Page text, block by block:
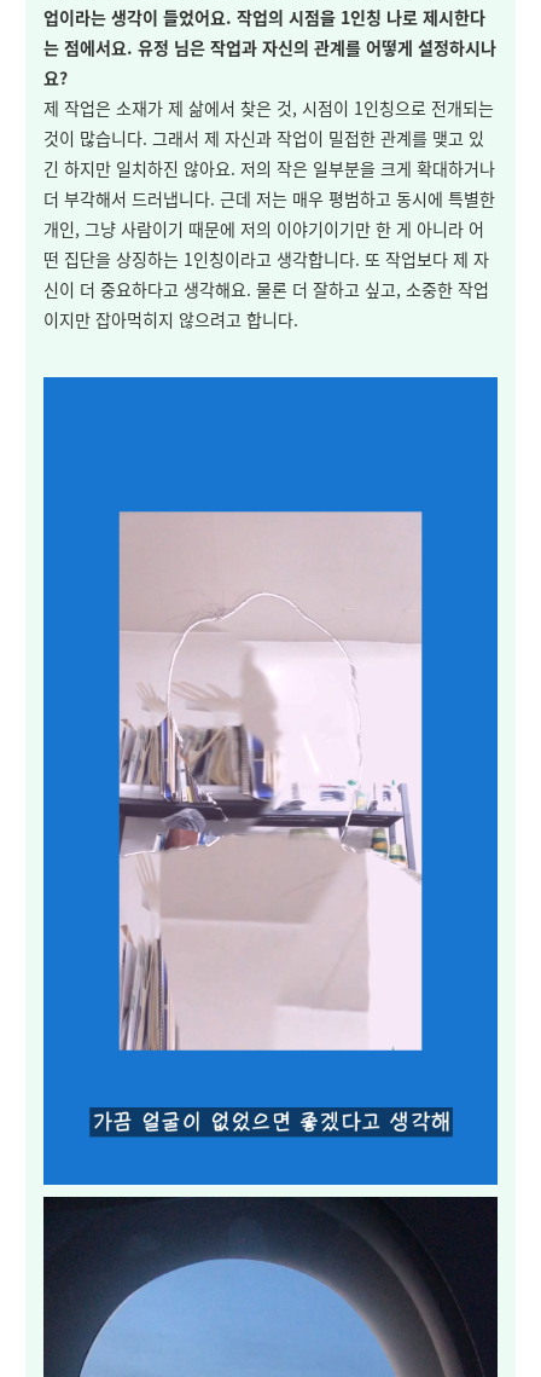
업이라는 생각이 들었어요. 작업의 시점을 1인칭 나로 제시한다
는 점에서요. 유정 님은 작업과 자신의 관계를 어떻게 설정하시나
요?
제 작업은 소재가 제 삶에서 찾은 것, 시점이 1인칭으로 전개되는
것이 많습니다. 그래서 제 자신과 작업이 밀접한 관계를 맺고 있
긴 하지만 일치하진 않아요. 저의 작은 일부분을 크게 확대하거나
더 부각해서 드러냅니다. 근데 저는 매우 평범하고 동시에 특별한
개인, 그냥 사람이기 때문에 저의 이야기이기만 한 게 아니라 어
떤 집단을 상징하는 1인칭이라고 생각합니다. 또 작업보다 제 자
신이 더 중요하다고 생각해요. 물론 더 잘하고 싶고, 소중한 작업
이지만 잡아먹히지 않으려고 합니다.